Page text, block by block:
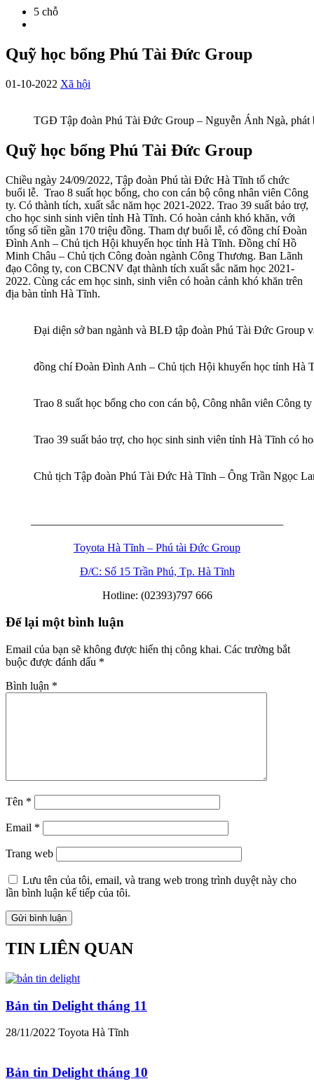
5 chỗ
Quỹ học bổng Phú Tài Đức Group
01-10-2022 Xã hội
TGĐ Tập đoàn Phú Tài Đức Group – Nguyễn Ánh Ngà,
Quỹ học bổng Phú Tài Đức Group
Chiều ngày 24/09/2022, Tập đoàn Phú tài Đức Hà Tĩnh tổ chức
buổi lễ. Trao 8 suất học bổng, cho con cán bộ công nhân viên Công
ty. Có thành tích, xuất sắc năm học 2021-2022. Trao 39 suất bảo trợ,
cho học sinh sinh viên tỉnh Hà Tĩnh. Có hoàn cảnh khó khăn, với
tổng số tiền gần 170 triệu đồng. Tham dự buổi lễ, có đồng chí Đoàn
Đình Anh – Chủ tịch Hội khuyến học tỉnh Hà Tĩnh. Đồng chí Hồ
Minh Châu – Chủ tịch Công đoàn ngành Công Thương. Ban Lãnh
đạo Công ty, con CBCNV đạt thành tích xuất sắc năm học 2021-
2022. Cùng các em học sinh, sinh viên có hoàn cảnh khó khăn trên
địa bàn tỉnh Hà Tĩnh.
Đại diện sở ban ngành và BLĐ tập đoàn Phú Tài Đức Group
đồng chí Đoàn Đình Anh – Chủ tịch Hội khuyến học tỉnh Hà
Trao 8 suất học bổng cho con cán bộ, Công nhân viên Công
Trao 39 suất bảo trợ, cho học sinh sinh viên tỉnh Hà Tĩnh có
Chủ tịch Tập đoàn Phú Tài Đức Hà Tĩnh – Ông Trần Ngọc
——————————————————————–
Toyota Hà Tĩnh – Phú tài Đức Group
Đ/C: Số 15 Trần Phú, Tp. Hà Tĩnh
Hotline: (02393)797 666
Để lại một bình luận
Email của bạn sẽ không được hiển thị công khai. Các trường bắt
buộc được đánh dấu *
Bình luận *
Tên *
Email *
Trang web
Lưu tên của tôi, email, và trang web trong trình duyệt này cho
lần bình luận kế tiếp của tôi.
TIN LIÊN QUAN
Bản tin Delight tháng 11
28/11/2022 Toyota Hà Tĩnh
Bản tin Delight tháng 10